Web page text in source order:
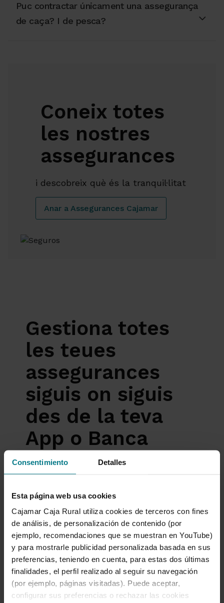
Consentimiento Detalles
Esta página web usa cookies
Cajamar Caja Rural utiliza cookies de terceros con fines
de análisis, de personalización de contenido (por
ejemplo, recomendaciones que se muestran en YouTube)
y para mostrarle publicidad personalizada basada en sus
preferencias, teniendo en cuenta, para estas dos últimas
finalidades, el perfil realizado al seguir su navegación
(por ejemplo, páginas visitadas). Puede aceptar,
configurar sus preferencias o rechazar las cookies
Puc contractar únicament una assegurança
de caça? I de pesca?
Coneix totes
les nostres
assegurances
i descobreix què és la tranquil·litat
Anar a Assegurances Cajamar
Gestiona totes
les teues
assegurances
siguis on siguis
des de la teva
App o Banca
Electrònica.
accedir a tota la informació de les teues
assegurances contractades de manera
còmoda i intuïtiva, des del teu mòbil o
ordinador.
Accedir a les Meues Assegurances(en
castellà)